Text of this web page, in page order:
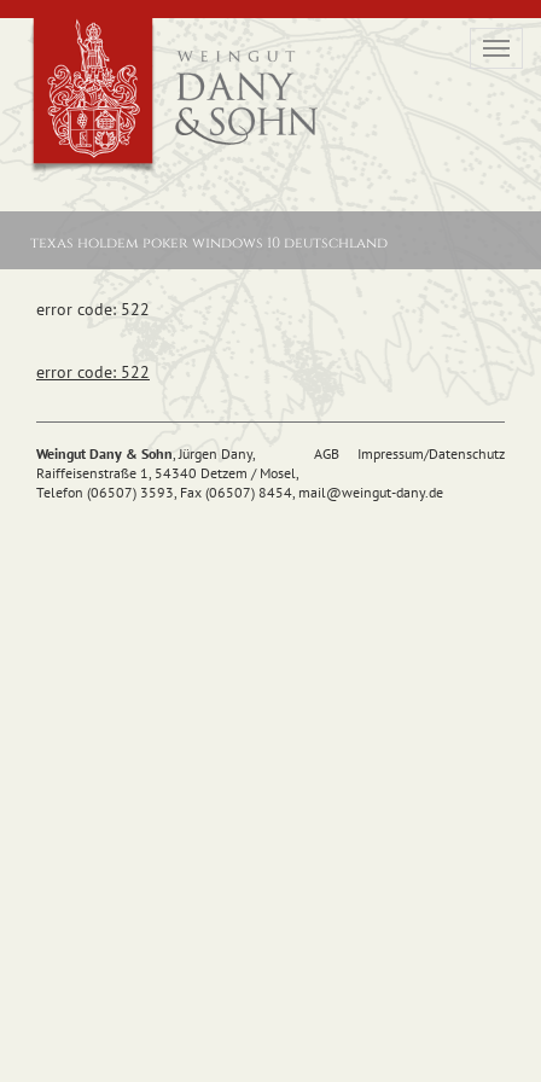
texas holdem poker windows 10 deutschland
error code: 522
error code: 522
AGB Impressum/Datenschutz
Weingut Dany & Sohn, Jürgen Dany,
Raiffeisenstraße 1, 54340 Detzem / Mosel,
Telefon (06507) 3593, Fax (06507) 8454, mail@weingut-dany.de